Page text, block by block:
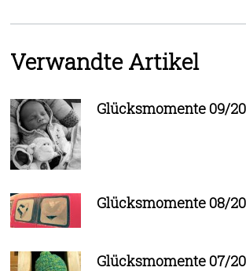
Verwandte Artikel
Glücksmomente 09/
Glücksmomente 08/
Glücksmomente 07/